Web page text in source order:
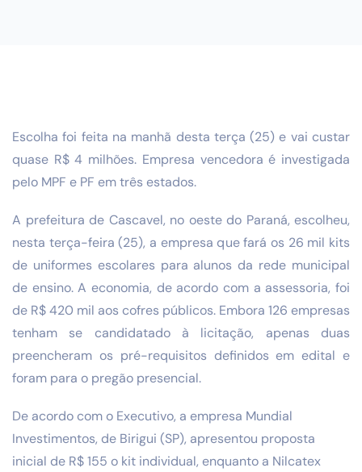
Escolha foi feita na manhã desta terça (25) e vai custar
quase R$ 4 milhões. Empresa vencedora é investigada
pelo MPF e PF em três estados.
A prefeitura de Cascavel, no oeste do Paraná, escolheu,
nesta terça-feira (25), a empresa que fará os 26 mil kits
de uniformes escolares para alunos da rede municipal
de ensino. A economia, de acordo com a assessoria, foi
de R$ 420 mil aos cofres públicos. Embora 126 empresas
tenham se candidatado à licitação, apenas duas
preencheram os pré-requisitos definidos em edital e
foram para o pregão presencial.
De acordo com o Executivo, a empresa Mundial
Investimentos, de Birigui (SP), apresentou proposta
inicial de R$ 155 o kit individual, enquanto a Nilcatex